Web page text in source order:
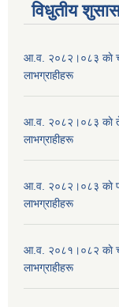
विधुतीय
आ.व. २०८२।०८३ काे
लाभग्राहीहरू
आ.व. २०८२।०८३ काे
लाभग्राहीहरू
आ.व. २०८२।०८३ काे
लाभग्राहीहरू
आ.व. २०८१।०८२ काे
लाभग्राहीहरू